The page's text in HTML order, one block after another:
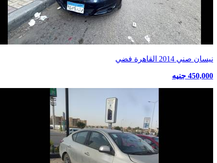
نيسان صني 2014 القاهرة فضي
450,000 جنيه